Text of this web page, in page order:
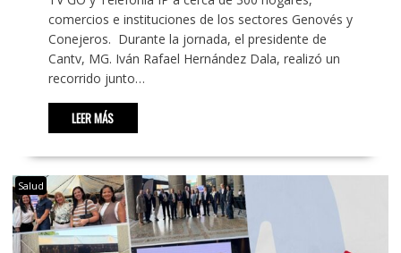
comercios e instituciones de los sectores Genovés y
Conejeros. Durante la jornada, el presidente de
Cantv, MG. Iván Rafael Hernández Dala, realizó un
recorrido junto…
LEER MÁS
Salud